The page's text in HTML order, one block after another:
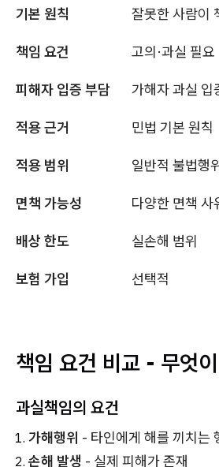
기본 원칙 잘못한 사람이
책임 요건 고의·과실 필요
피해자 입증 부담 가해자 과실 입
적용 근거 민법 기본 원칙
적용 범위 일반적 불법행
면책 가능성 다양한 면책 사
배상 한도 실손해 범위
보험 가입 선택적
책임 요건 비교 - 무엇
과실책임의 요건
가해행위 - 타인에게 해를 끼치는
손해 발생 - 실제 피해가 존재